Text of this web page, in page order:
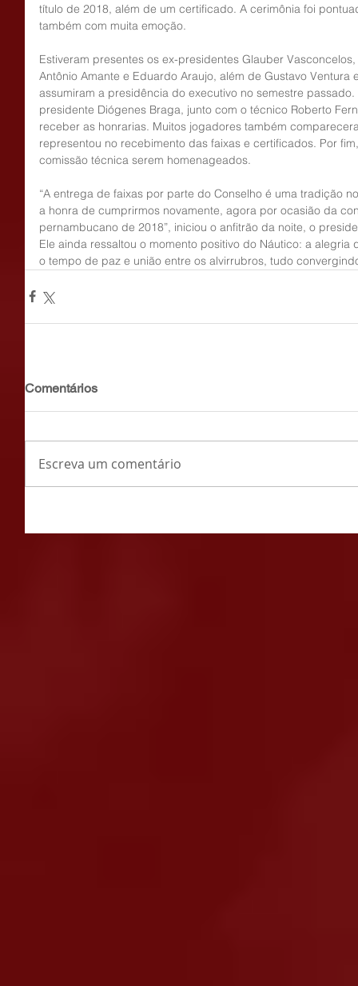
título de 2018, além de um certificado. A cerimônia foi
também com muita emoção.
Estiveram presentes os ex-presidentes Glauber
Antônio Amante e Eduardo Araujo, além de Gustavo
assumiram a presidência do executivo no semestre
presidente Diógenes Braga, junto com o técnico Roberto
receber as honrarias. Muitos jogadores também
representou no recebimento das faixas e certificados. Por
comissão técnica serem homenageados.
“A entrega de faixas por parte do Conselho é uma tradição
a honra de cumprirmos novamente, agora por ocasião da
pernambucano de 2018”, iniciou o anfitrão da noite, o
Ele ainda ressaltou o momento positivo do Náutico: a
o tempo de paz e união entre os alvirrubros, tudo
Comentários
Escreva um comentário